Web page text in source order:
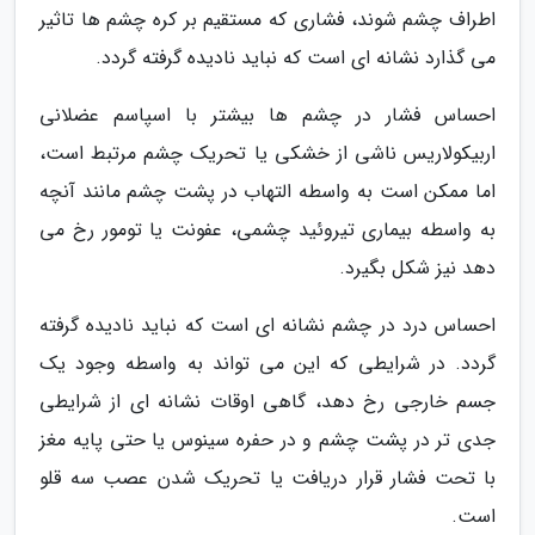
اطراف چشم شوند، فشاری که مستقیم بر کره چشم ها تاثیر
می گذارد نشانه ای است که نباید نادیده گرفته گردد.
احساس فشار در چشم ها بیشتر با اسپاسم عضلانی
اربیکولاریس ناشی از خشکی یا تحریک چشم مرتبط است،
اما ممکن است به واسطه التهاب در پشت چشم مانند آنچه
به واسطه بیماری تیروئید چشمی، عفونت یا تومور رخ می
دهد نیز شکل بگیرد.
احساس درد در چشم نشانه ای است که نباید نادیده گرفته
گردد. در شرایطی که این می تواند به واسطه وجود یک
جسم خارجی رخ دهد، گاهی اوقات نشانه ای از شرایطی
جدی تر در پشت چشم و در حفره سینوس یا حتی پایه مغز
با تحت فشار قرار دریافت یا تحریک شدن عصب سه قلو
است.